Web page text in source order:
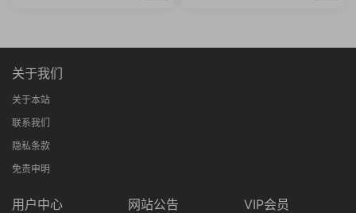
关于我们
关于本站
联系我们
隐私条款
免责申明
用户中心 网站公告 VIP会员